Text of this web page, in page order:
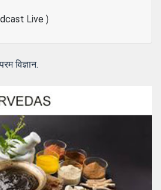
Live )
विज्ञान.